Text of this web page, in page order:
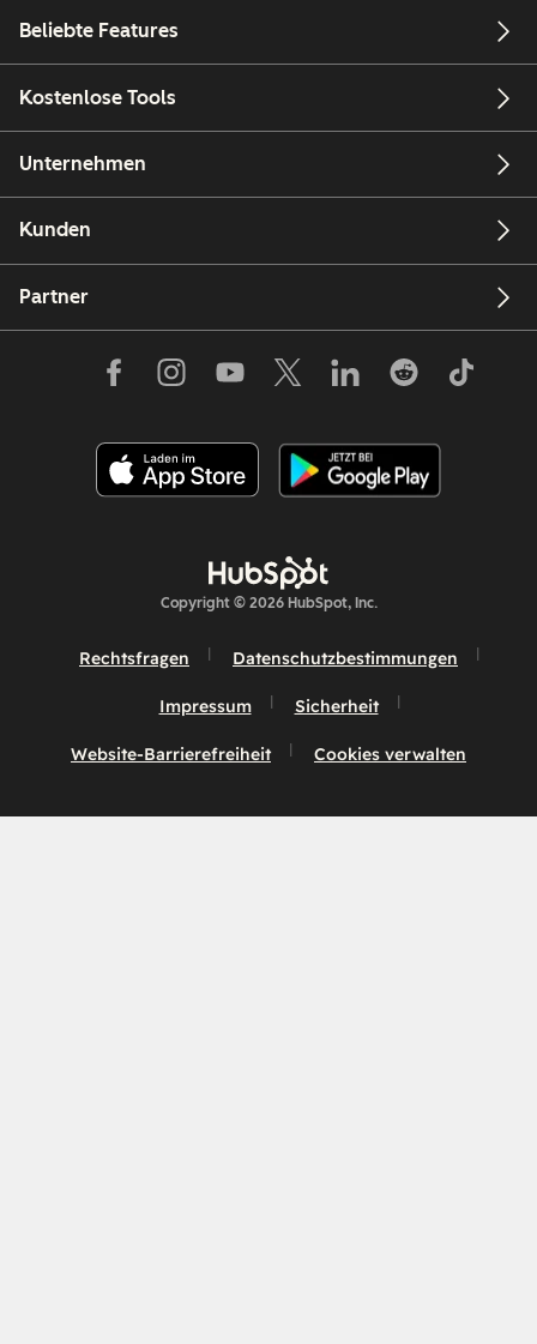
Beliebte Features
Kostenlose Tools
Unternehmen
Kunden
Partner
Copyright © 2026 HubSpot, Inc.
Rechtsfragen Datenschutzbestimmungen
Impressum Sicherheit
Website-Barrierefreiheit Cookies verwalten